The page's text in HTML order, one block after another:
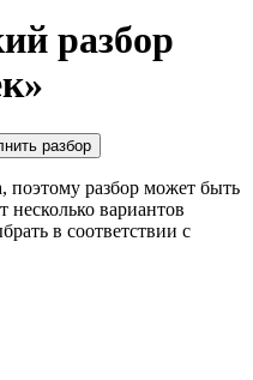
разбор
разбор
поэтому разбор может быть
несколько вариантов
в соответствии с